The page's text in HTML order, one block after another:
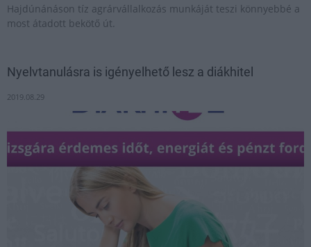
Hajdúnánáson tíz agrárvállalkozás munkáját teszi könnyebbé a
most átadott bekötő út.
Nyelvtanulásra is igényelhető lesz a diákhitel
2019.08.29